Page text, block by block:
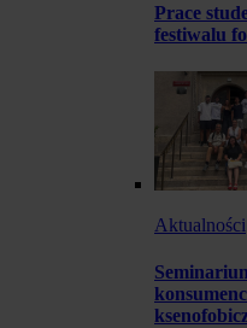
Prace
festiwalu
Aktualności